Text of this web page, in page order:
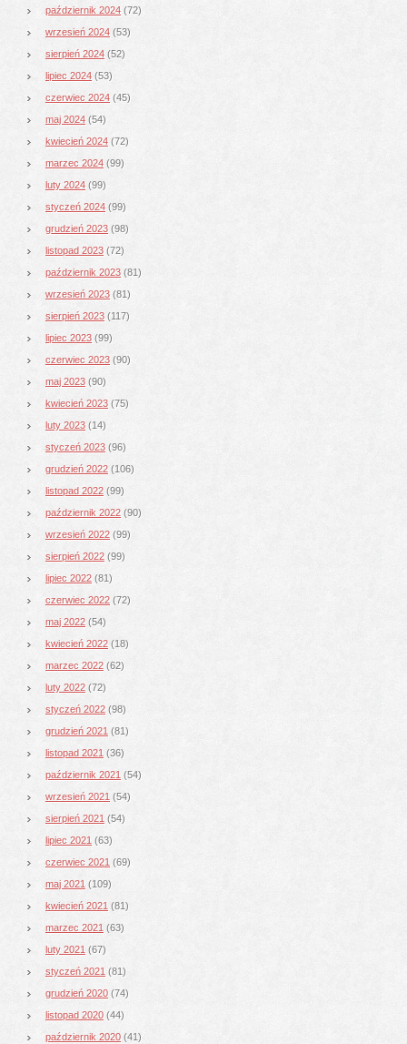
październik 2024 (72)
wrzesień 2024 (53)
sierpień 2024 (52)
lipiec 2024 (53)
czerwiec 2024 (45)
maj 2024 (54)
kwiecień 2024 (72)
marzec 2024 (99)
luty 2024 (99)
styczeń 2024 (99)
grudzień 2023 (98)
listopad 2023 (72)
październik 2023 (81)
wrzesień 2023 (81)
sierpień 2023 (117)
lipiec 2023 (99)
czerwiec 2023 (90)
maj 2023 (90)
kwiecień 2023 (75)
luty 2023 (14)
styczeń 2023 (96)
grudzień 2022 (106)
listopad 2022 (99)
październik 2022 (90)
wrzesień 2022 (99)
sierpień 2022 (99)
lipiec 2022 (81)
czerwiec 2022 (72)
maj 2022 (54)
kwiecień 2022 (18)
marzec 2022 (62)
luty 2022 (72)
styczeń 2022 (98)
grudzień 2021 (81)
listopad 2021 (36)
październik 2021 (54)
wrzesień 2021 (54)
sierpień 2021 (54)
lipiec 2021 (63)
czerwiec 2021 (69)
maj 2021 (109)
kwiecień 2021 (81)
marzec 2021 (63)
luty 2021 (67)
styczeń 2021 (81)
grudzień 2020 (74)
listopad 2020 (44)
październik 2020 (41)